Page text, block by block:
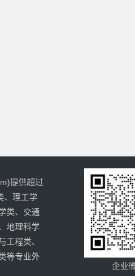
提供超过
、理工学
类、交通
地理科学
工程类、
等专业外
企业